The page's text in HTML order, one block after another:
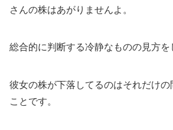
さんの株はあがりませんよ。
総合的に判断する冷静なものの見方を
彼女の株が下落してるのはそれだけの
ことです。